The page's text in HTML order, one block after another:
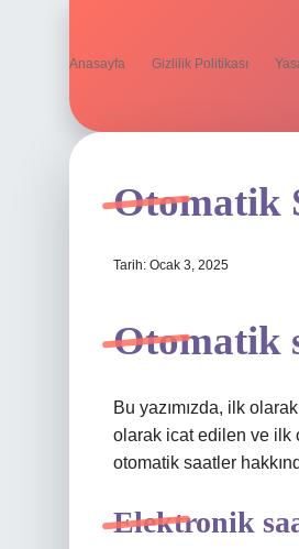
Anasayfa Gizlilik Politikası
Otomatik
Tarih: Ocak 3, 2025
Otomatik
Bu yazımızda, ilk
olarak icat edilen ve ilk
otomatik saatler
Elektronik